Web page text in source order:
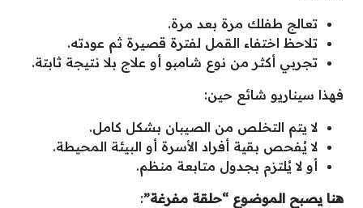
تعالج طفلك مرة بعد مرة.
تلاحظ اختفاء القمل لفترة قصيرة ثم عودته.
تجربي أكثر من نوع شامبو أو علاج بلا نتيجة ثابتة.
فهذا سيناريو شائع حين:
لا يتم التخلص من الصيبان بشكل كامل.
لا يُفحص بقية أفراد الأسرة أو البيئة المحيطة.
أو لا يُلتزم بجدول متابعة منظم.
هنا يصبح الموضوع “حلقة مفرغة”
: